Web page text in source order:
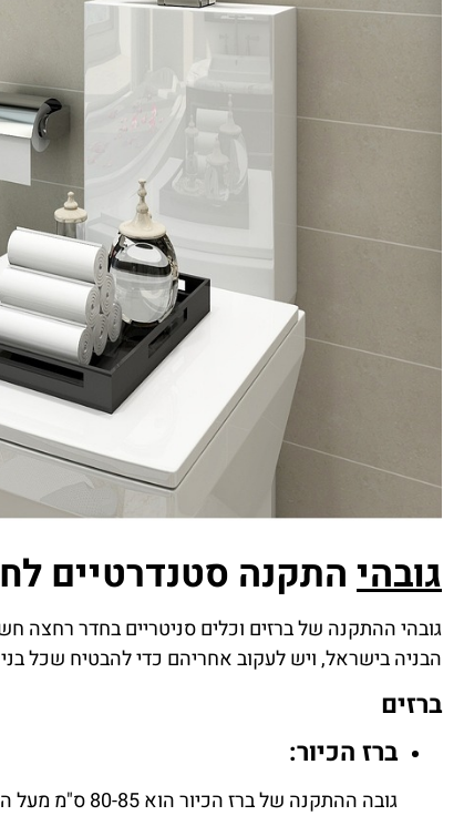
גובהי התקנה סטנדרטיים
גובהי ההתקנה של ברזים וכלים סניטריים בחדר רחצה
הבניה בישראל, ויש לעקוב אחריהם כדי להבטיח שכל
ברזים
ברז הכיור:
גובה ההתקנה של ברז הכיור הוא 80-85 ס"מ מעל הרצפה. גובה זה מאפשר לאנשים ברוב הגבהים להשתמש בברז בנוחות.